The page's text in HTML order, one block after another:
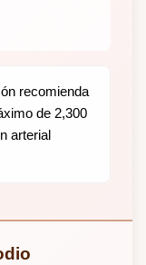
recomienda
de 2,300
arterial